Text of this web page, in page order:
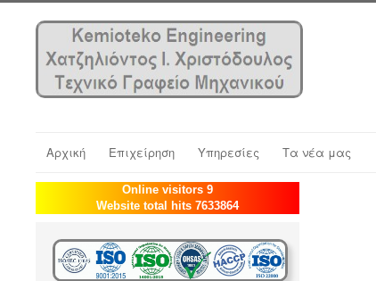
Αρχική Επιχείρηση Υπηρεσίες Τα νέα μας
Online visitors 9
Website total hits 7633864